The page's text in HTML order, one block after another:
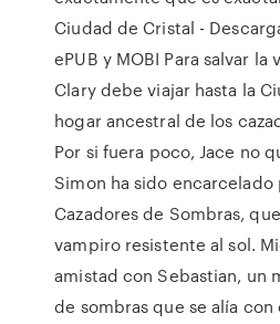
Ciudad de Cristal -
ePUB y MOBI Para salvar la
Clary debe viajar hasta la
hogar ancestral de los
Por si fuera poco, Jace no
Simon ha sido
Cazadores de Sombras,
vampiro resistente al sol.
amistad con Sebastian, un
de sombras que se alía con